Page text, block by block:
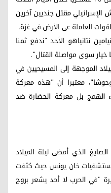
الإسرائيلي مقتل جنديين آخرين
نتانياهو الأحد "ندفع ثمنا
خيار سوى مواصلة القتال".
الموجهة إلى المسيحيين في
معتبرا أن "هذه معركة
بل معركة الحضارة ضد
الذي أمضى ليلة الميلاد
خان يونس حيث كثفت
"في الحرب لا أحد يشعر بروح